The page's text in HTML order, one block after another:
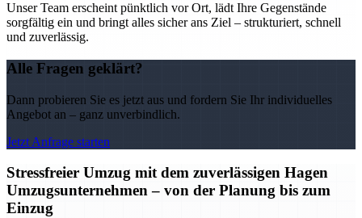
Unser Team erscheint pünktlich vor Ort, lädt Ihre Gegenstände
sorgfältig ein und bringt alles sicher ans Ziel – strukturiert, schnell
und zuverlässig.
Alle Fragen geklärt?
Dann probieren Sie es jetzt aus und fordern Sie Ihr individuelles
Angebot an – ganz unverbindlich.
Jetzt Anfrage starten
Stressfreier Umzug mit dem zuverlässigen Hagen
Umzugsunternehmen – von der Planung bis zum
Einzug